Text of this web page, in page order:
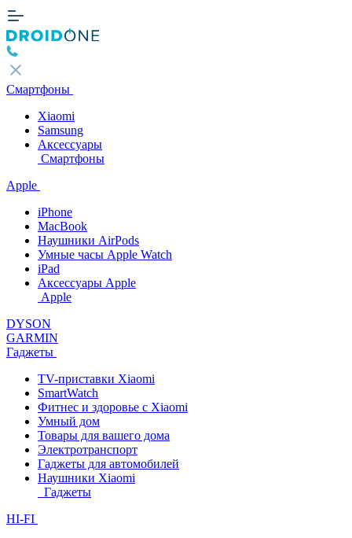
Смартфоны
Xiaomi
Samsung
Аксессуары
Смартфоны
Apple
iPhone
MacBook
Наушники AirPods
Умные часы Apple Watch
iPad
Аксессуары Apple
Apple
DYSON
GARMIN
Гаджеты
TV-приставки Xiaomi
SmartWatch
Фитнес и здоровье с Xiaomi
Умный дом
Товары для вашего дома
Электротранспорт
Гаджеты для автомобилей
Наушники Xiaomi
Гаджеты
HI-FI